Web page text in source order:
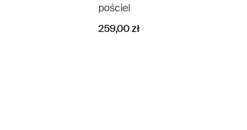
pościel
259,00 zł